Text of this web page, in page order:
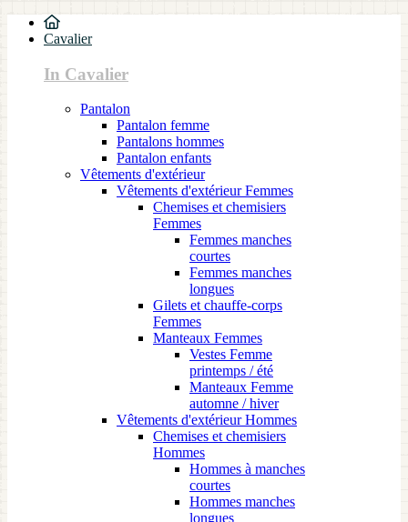
Cavalier
In Cavalier
Pantalon
Pantalon femme
Pantalons hommes
Pantalon enfants
Vêtements d'extérieur
Vêtements d'extérieur Femmes
Chemises et chemisiers
Femmes
Femmes manches
courtes
Femmes manches
longues
Gilets et chauffe-corps
Femmes
Manteaux Femmes
Vestes Femme
printemps / été
Manteaux Femme
automne / hiver
Vêtements d'extérieur Hommes
Chemises et chemisiers
Hommes
Hommes à manches
courtes
Hommes manches
longues